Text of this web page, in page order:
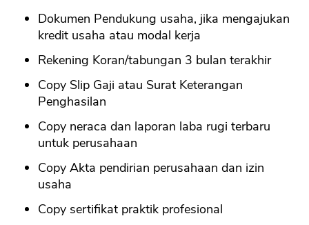
Dokumen Pendukung usaha, jika mengajukan
kredit usaha atau modal kerja
Rekening Koran/tabungan 3 bulan terakhir
Copy Slip Gaji atau Surat Keterangan
Penghasilan
Copy neraca dan laporan laba rugi terbaru
untuk perusahaan
Copy Akta pendirian perusahaan dan izin
usaha
Copy sertifikat praktik profesional